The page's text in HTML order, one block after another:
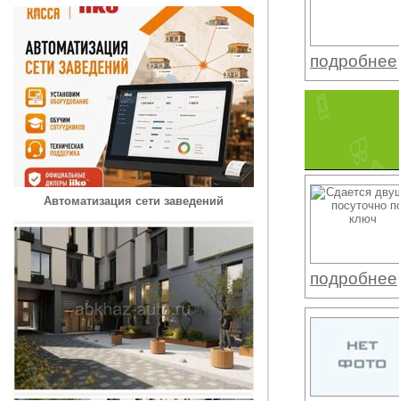
Автоматизация сети заведений
подробнее
подробнее